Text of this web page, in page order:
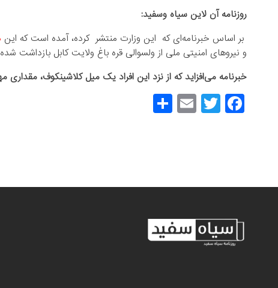
روزنامه آن لاین سیاه وسفید:
بر اساس خبرنامه‌ای که این وزارت منتشر کرده، آمده است که این
و نیروهای امنیتی ملی از ولسوالی قره باغ ولایت کابل بازداشت
خبرنامه می‌افزاید که از نزد این افراد یک میل کلاشینکوف،
F
a
b
o
k
T
wi
E
m